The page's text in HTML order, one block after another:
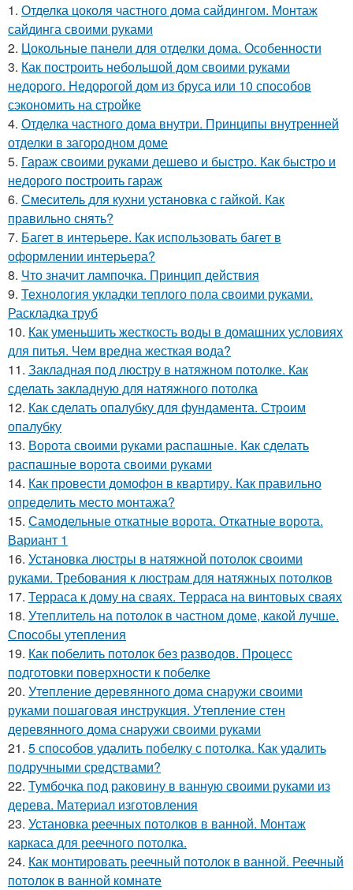
1. Отделка цоколя частного дома сайдингом. Монтаж
сайдинга своими руками
2. Цокольные панели для отделки дома. Особенности
3. Как построить небольшой дом своими руками
недорого. Недорогой дом из бруса или 10 способов
сэкономить на стройке
4. Отделка частного дома внутри. Принципы внутренней
отделки в загородном доме
5. Гараж своими руками дешево и быстро. Как быстро и
недорого построить гараж
6. Смеситель для кухни установка с гайкой. Как
правильно снять?
7. Багет в интерьере. Как использовать багет в
оформлении интерьера?
8. Что значит лампочка. Принцип действия
9. Технология укладки теплого пола своими руками.
Раскладка труб
10. Как уменьшить жесткость воды в домашних условиях
для питья. Чем вредна жесткая вода?
11. Закладная под люстру в натяжном потолке. Как
сделать закладную для натяжного потолка
12. Как сделать опалубку для фундамента. Строим
опалубку
13. Ворота своими руками распашные. Как сделать
распашные ворота своими руками
14. Как провести домофон в квартиру. Как правильно
определить место монтажа?
15. Самодельные откатные ворота. Откатные ворота.
Вариант 1
16. Установка люстры в натяжной потолок своими
руками. Требования к люстрам для натяжных потолков
17. Терраса к дому на сваях. Терраса на винтовых сваях
18. Утеплитель на потолок в частном доме, какой лучше.
Способы утепления
19. Как побелить потолок без разводов. Процесс
подготовки поверхности к побелке
20. Утепление деревянного дома снаружи своими
руками пошаговая инструкция. Утепление стен
деревянного дома снаружи своими руками
21. 5 способов удалить побелку с потолка. Как удалить
подручными средствами?
22. Тумбочка под раковину в ванную своими руками из
дерева. Материал изготовления
23. Установка реечных потолков в ванной. Монтаж
каркаса для реечного потолка.
24. Как монтировать реечный потолок в ванной. Реечный
потолок в ванной комнате